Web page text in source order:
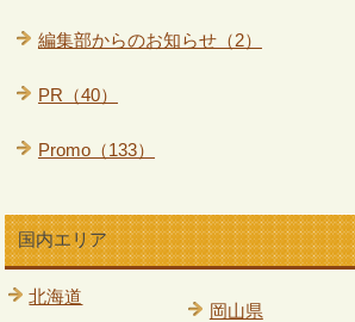
編集部からのお知らせ（2）
PR（40）
Promo（133）
国内エリア
北海道
岡山県